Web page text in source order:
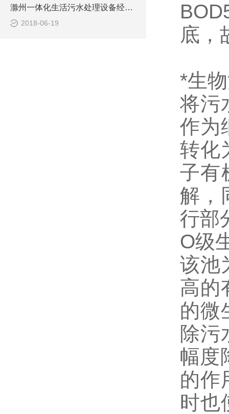
滁州一体化生活污水处理设备经销商
2018-06-19
底，
*生
将污
作为
转化
子有
解，
行部
O级
该池
高的
的微
除污
幅度
的作
时也